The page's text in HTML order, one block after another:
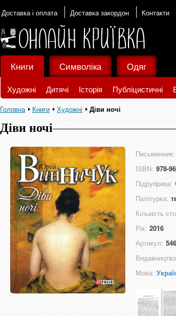
Доставка і оплата Доставка закордон Контакти
Книги
Художні Дитячі Історія Публіцистичні
Символіка Одяг
Головна Книги Художні Діви ночі
Діви ночі
Письменник:
ISBN: 978-
Підрубрика:
Палітурка:
Кількість
Рік: 2016
Артикул:
Мова: